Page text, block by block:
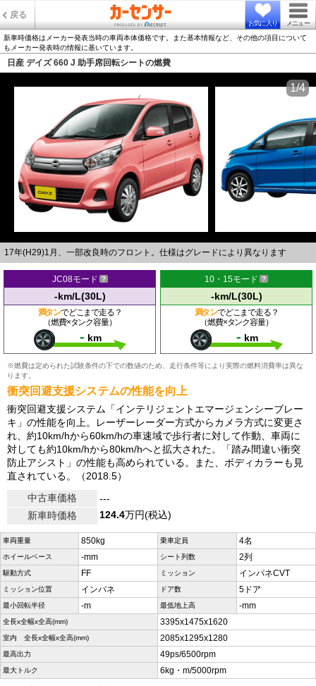
戻る
お気に入り メニュー
新車時価格はメーカー発表当時の車両本体価格です。また基本情報など、その他の項目について
もメーカー発表時の情報に基いています。
日産 デイズ 660 J 助手席回転シートの燃費
17年(H29)1月、一部改良時のフロント。仕様はグレードにより異なります
1/4
JC08モード
-km/L(30L)
満タンでどこまで走る？
（燃費×タンク容量）
- km
10・15モード
-km/L(30L)
満タンでどこまで走る？
（燃費×タンク容量）
- km
※燃費は定められた試験条件の下での数値のため、走行条件等により実際の燃料消費率は異な
ります。
衝突回避支援システムの性能を向上
衝突回避支援システム「インテリジェントエマージェンシーブレー
キ」の性能を向上。レーザーレーダー方式からカメラ方式に変更さ
れ、約10km/hから60km/hの車速域で歩行者に対して作動、車両に
対しても約10km/hから80km/hへと拡大された。「踏み間違い衝突
防止アシスト」の性能も高められている。また、ボディカラーも見
直されている。（2018.5）
中古車価格
---
新車時価格
124.4万円(税込)
車両重量 850kg 乗車定員 4名
ホイールベース -mm シート列数 2列
駆動方式 FF ミッション インパネCVT
ミッション位置 インパネ ドア数 5ドア
最小回転半径 -m 最低地上高 -mm
全長x全幅x全高(mm) 3395x1475x1620
室内 全長x全幅x全高(mm) 2085x1295x1280
最高出力 49ps/6500rpm
最大トルク 6kg・m/5000rpm